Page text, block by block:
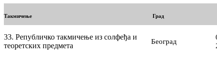
Такмичење Град
33. Републичко такмичење из солфеђа и
теоретских предмета
Београд